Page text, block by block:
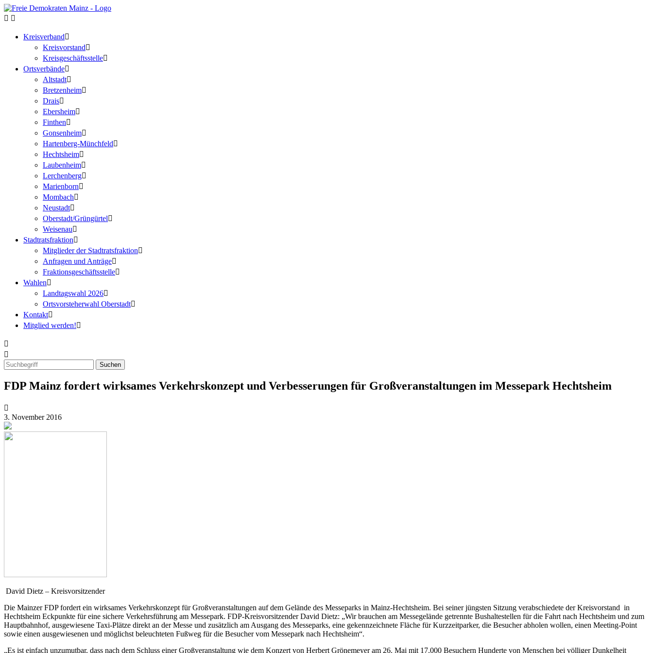
Kreisverband
Kreisvorstand
Kreisgeschäftsstelle
Ortsverbände
Altstadt
Bretzenheim
Drais
Ebersheim
Finthen
Gonsenheim
Hartenberg-Münchfeld
Hechtsheim
Laubenheim
Lerchenberg
Marienborn
Mombach
Neustadt
Oberstadt/Grüngürtel
Weisenau
Stadtratsfraktion
Mitglieder der Stadtratsfraktion
Anfragen und Anträge
Fraktionsgeschäftsstelle
Wahlen
Landtagswahl 2026
Ortsvorsteherwahl Oberstadt
Kontakt
Mitglied werden!
FDP Mainz fordert wirksames Verkehrskonzept und Verbesserungen für Großveranstaltungen im Messepark Hechtsheim
3. November 2016
David Dietz – Kreisvorsitzender
Die Mainzer FDP fordert ein wirksames Verkehrskonzept für Großveranstaltungen auf dem Gelände des Messeparks in Mainz-Hechtsheim. Bei seiner jüngsten Sitzung verabschiedete der Kreisvorstand in
Hechtsheim Eckpunkte für eine sichere Verkehrsführung am Messepark. FDP-Kreisvorsitzender David Dietz: „Wir brauchen am Messegelände getrennte Bushaltestellen für die Fahrt nach Hechtsheim und zum
Hauptbahnhof, ausgewiesene Taxi-Plätze direkt an der Messe und zusätzlich am Ausgang des Messeparks, eine gekennzeichnete Fläche für Kurzzeitparker, die Besucher abholen wollen, einen Meeting-Point
sowie einen ausgewiesenen und möglichst beleuchteten Fußweg für die Besucher vom Messepark nach Hechtsheim“.
„Es ist einfach unzumutbar, dass nach dem Schluss einer Großveranstaltung wie dem Konzert von Herbert Grönemeyer am 26. Mai mit 17.000 Besuchern Hunderte von Menschen bei völliger Dunkelheit